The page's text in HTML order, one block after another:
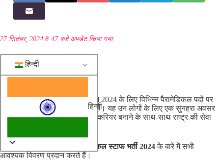
27 सितंबर, 2024 8:47 बजे अपडेट किया गया
हिन्दी
हिन्दी
भारत-तिब्बत सीमा पुलिस (ITBP)
ने 2024 के लिए विभिन्न पैरामेडिकल पदों पर
भर्ती के लिए अपने दरवाजे खोल दिए हैं। यह उन लोगों के लिए एक सुनहरा अवसर
है जो चिकित्सा क्षेत्र में एक पुरस्कृत करियर बनाने के साथ-साथ राष्ट्र की सेवा
यहां, हम आपको आईटीबीपी पैरामेडिकल स्टाफ भर्ती 2024के बारे में सभी
आवश्यक विवरण प्रदान करते हैं।